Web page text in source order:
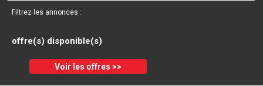
Filtrez les annonces :
offre(s) disponible(s)
Voir les offres >>